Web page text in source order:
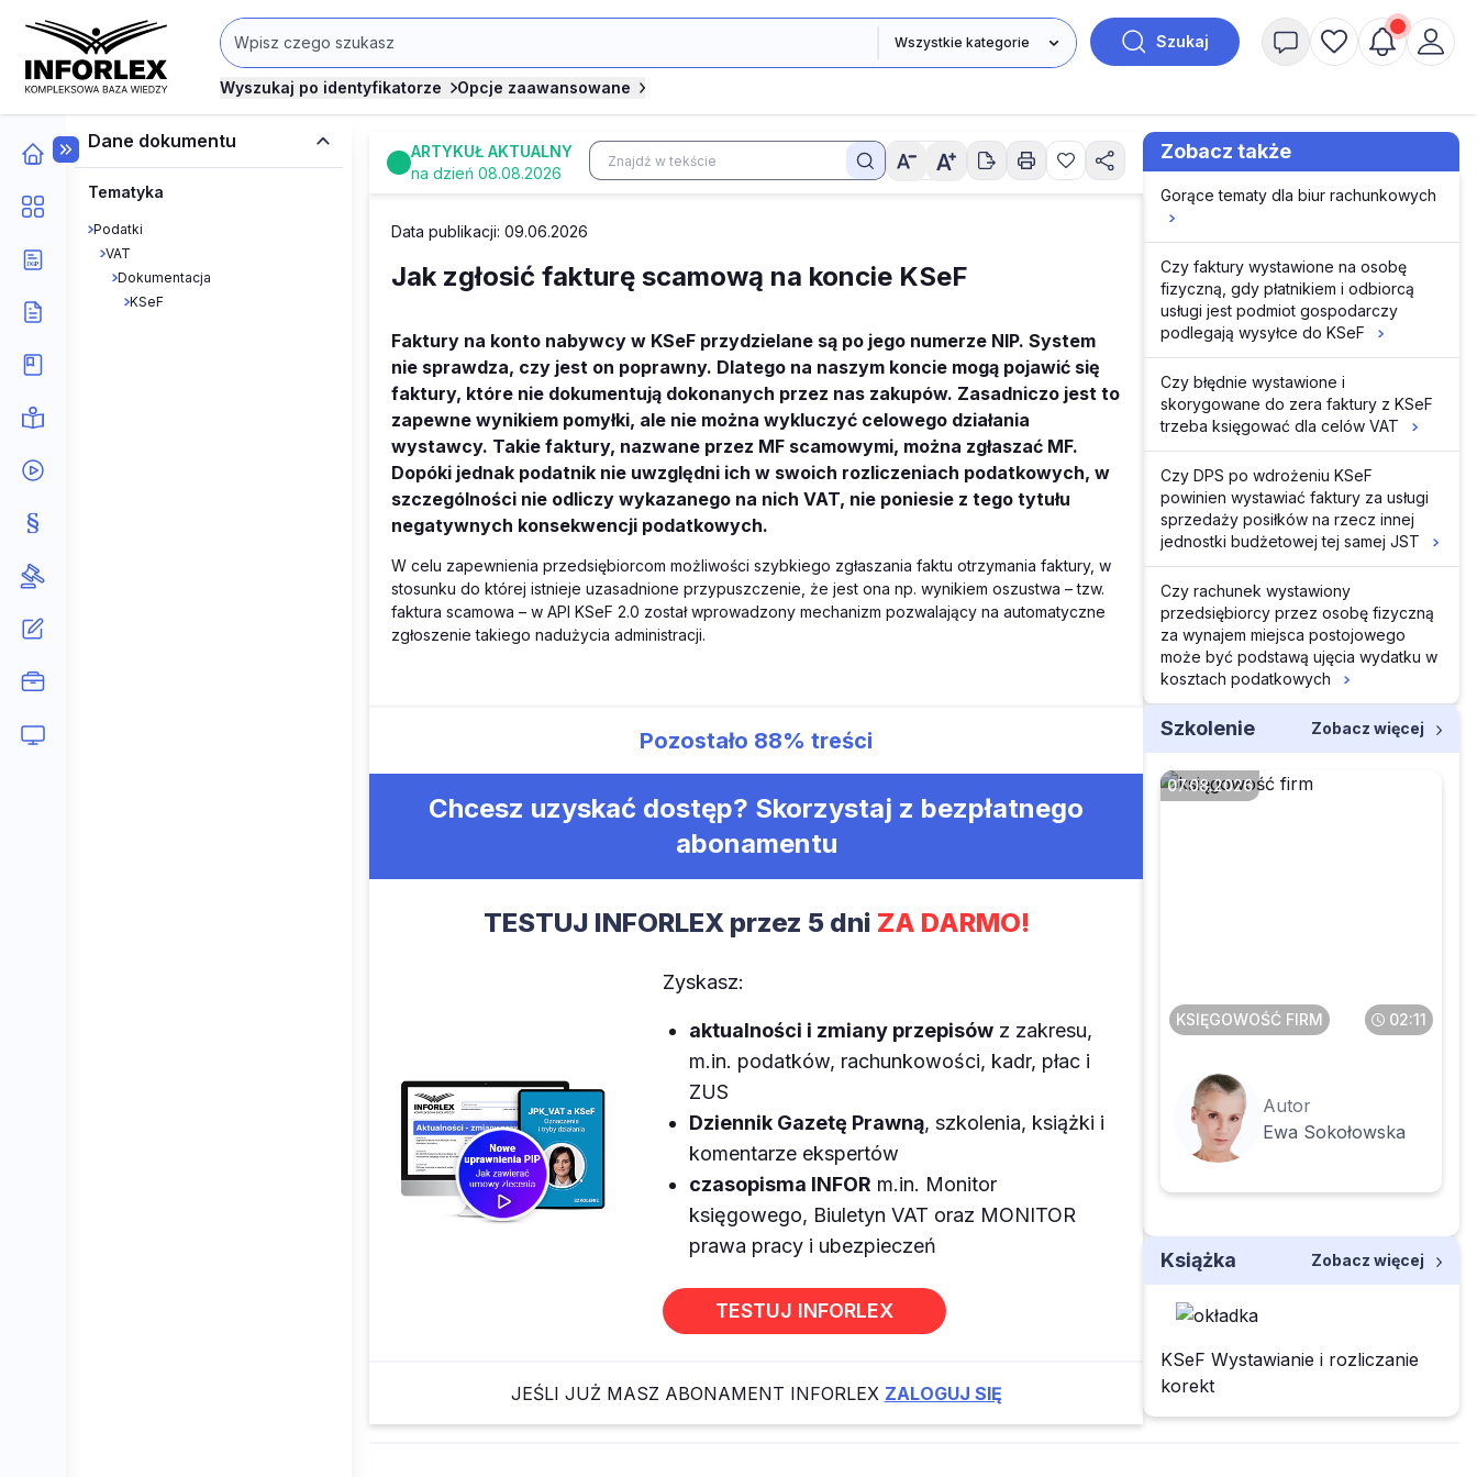
Szukaj
Wyszukaj po identyfikatorze Opcje zaawansowane
Dane dokumentu
Tematyka
Podatki
VAT
Dokumentacja
KSeF
ARTYKUŁ AKTUALNY
na dzień 08.08.2026
Data publikacji: 09.06.2026
Jak zgłosić fakturę scamową na koncie KSeF
Faktury na konto nabywcy w KSeF przydzielane są po jego numerze NIP. System
nie sprawdza, czy jest on poprawny. Dlatego na naszym koncie mogą pojawić się
faktury, które nie dokumentują dokonanych przez nas zakupów. Zasadniczo jest to
zapewne wynikiem pomyłki, ale nie można wykluczyć celowego działania
wystawcy. Takie faktury, nazwane przez MF scamowymi, można zgłaszać MF .
Dopóki jednak podatnik nie uwzględni ich w swoich rozliczeniach podatkowych, w
szczególności nie odliczy wykazanego na nich VAT, nie poniesie z tego tytułu
negatywnych konsekwencji podatkowych.
W celu zapewnienia przedsiębiorcom możliwości szybkiego zgłaszania faktu otrzymania faktury, w
stosunku do której istnieje uzasadnione przypuszczenie, że jest ona np. wynikiem oszustwa – tzw.
faktura scamow a – w API KSeF 2.0 został wprowadzony mechanizm pozwalający na automatyczne
zgłoszenie takiego nadużycia administracji.
Pozostało 88% treści
Chcesz uzyskać dostęp? Skorzystaj z bezpłatnego
abonamentu
TESTUJ INFORLEX przez 5 dni ZA DARMO!
Zyskasz:
aktualności i zmiany przepisówz zakresu,
m.in. podatków, rachunkowości, kadr, płac i
ZUS
Dziennik Gazetę Prawną, szkolenia, książki i
komentarze ekspertów
czasopisma INFOR m.in. Monitor
księgowego, Biuletyn VAT oraz MONITOR
prawa pracy i ubezpieczeń
TESTUJ INFORLEX
JEŚLI JUŻ MASZ ABONAMENT INFORLEX ZALOGUJ SIĘ
Zobacz także
Gorące tematy dla biur rachunkowych
Czy faktury wystawione na osobę
fizyczną, gdy płatnikiem i odbiorcą
usługi jest podmiot gospodarczy
podlegają wysyłce do KSeF
Czy błędnie wystawione i
skorygowane do zera faktury z KSeF
trzeba księgować dla celów VAT
Czy DPS po wdrożeniu KSeF
powinien wystawiać faktury za usługi
sprzedaży posiłków na rzecz innej
jednostki budżetowej tej samej JST
Czy rachunek wystawiony
przedsiębiorcy przez osobę fizyczną
za wynajem miejsca postojowego
może być podstawą ujęcia wydatku w
kosztach podatkowych
Szkolenie Zobacz więcej
07.08.2026
KSIĘGOWOŚĆ FIRM 02:11
Autor
Ewa Sokołowska
Książka Zobacz więcej
KSeF Wystawianie i rozliczanie
korekt